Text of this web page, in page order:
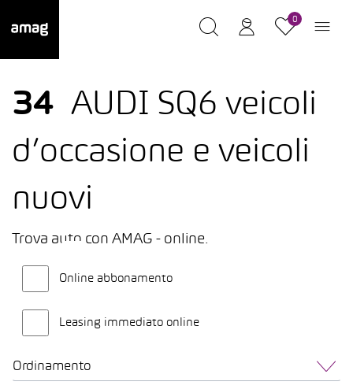
0
34 AUDI SQ6 veicoli
d’occasione e veicoli
nuovi
Trova auto con AMAG - online.
Online abbonamento
Leasing immediato online
Ordinamento